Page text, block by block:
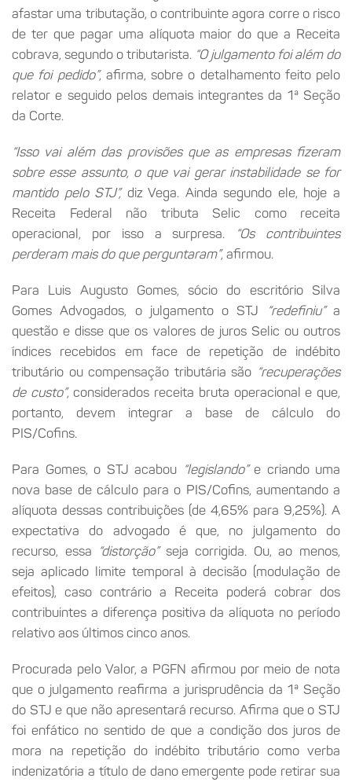
afastar uma tributação, o contribuinte agora corre o risco
de ter que pagar uma alíquota maior do que a Receita
cobrava, segundo o tributarista. “O julgamento foi além do
que foi pedido”, afirma, sobre o detalhamento feito pelo
relator e seguido pelos demais integrantes da 1ª Seção
da Corte.
“Isso vai além das provisões que as empresas fizeram
sobre esse assunto, o que vai gerar instabilidade se for
mantido pelo STJ”,diz Vega. Ainda segundo ele, hoje a
Receita Federal não tributa Selic como receita
operacional, por isso a surpresa.
“Os contribuintes
perderam mais do que perguntaram”, afirmou.
Para Luis Augusto Gomes, sócio do escritório Silva
Gomes Advogados, o julgamento o STJ
“redefiniu”a
questão e disse que os valores de juros Selic ou outros
índices recebidos em face de repetição de indébito
tributário ou compensação tributária são “recuperações
de custo”, considerados receita bruta operacional e que,
portanto, devem integrar a base de cálculo do
PIS/Cofins.
Para Gomes, o STJ acabou “legislando”e criando uma
nova base de cálculo para o PIS/Cofins, aumentando a
alíquota dessas contribuições (de 4,65% para 9,25%). A
expectativa do advogado é que, no julgamento do
recurso, essa “distorção”seja corrigida. Ou, ao menos,
seja aplicado limite temporal à decisão (modulação de
efeitos), caso contrário a Receita poderá cobrar dos
contribuintes a diferença positiva da alíquota no período
relativo aos últimos cinco anos.
Procurada pelo Valor, a PGFN afirmou por meio de nota
que o julgamento reafirma a jurisprudência da 1ª Seção
do STJ e que não apresentará recurso. Afirma que o STJ
foi enfático no sentido de que a condição dos juros de
mora na repetição do indébito tributário como verba
indenizatória a título de dano emergente pode retirar sua